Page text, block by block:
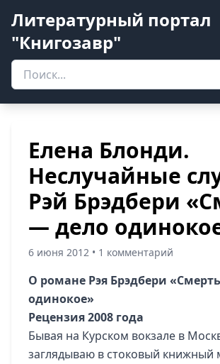
Литературный портал
"Книгозавр"
Елена Блонди.
Неслучайные
Рэй Брэдбери
— дело
6 июня 2012 • 1 комментарий
О романе Рэя Брэдбери
одинокое»
Рецензия 2008 года
Бывая на Курском вокзале в
заглядываю в стоковый книжный